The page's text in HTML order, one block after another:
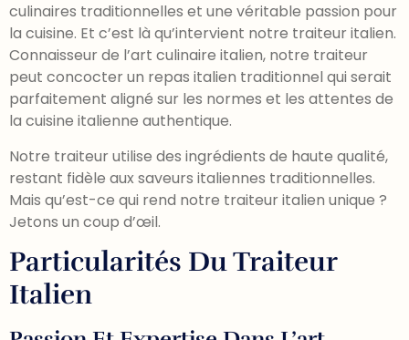
culinaires traditionnelles et une véritable passion pour
la cuisine. Et c’est là qu’intervient notre traiteur italien.
Connaisseur de l’art culinaire italien, notre traiteur
peut concocter un repas italien traditionnel qui serait
parfaitement aligné sur les normes et les attentes de
la cuisine italienne authentique.
Notre traiteur utilise des ingrédients de haute qualité,
restant fidèle aux saveurs italiennes traditionnelles.
Mais qu’est-ce qui rend notre traiteur italien unique ?
Jetons un coup d’œil.
Particularités Du Traiteur
Italien